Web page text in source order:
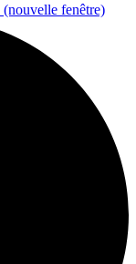
(nouvelle fenêtre)